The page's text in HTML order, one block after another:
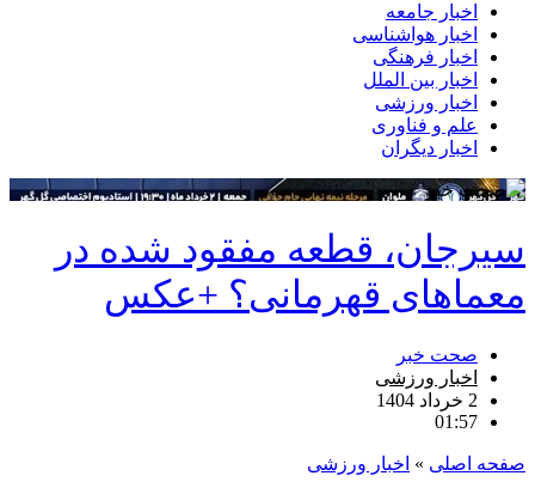
اخبار جامعه
اخبار هواشناسی
اخبار فرهنگی
اخبار بین الملل
اخبار ورزشی
علم و فناوری
اخبار دیگران
سیرجان، قطعه مفقود شده در
معماهای قهرمانی؟ +عکس
صحت خبر
اخبار ورزشی
2 خرداد 1404
01:57
صفحه اصلی » اخبار ورزشی